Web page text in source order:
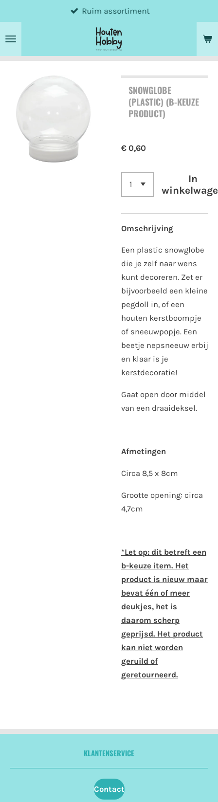
direct
naar
Ruim assortiment
SNOWGLOBE
(PLASTIC) (B-KEUZE
PRODUCT)
€ 0,60
In
Omschrijving
Een plastic snowglobe
die je zelf naar wens
kunt decoreren. Zet er
bijvoorbeeld een kleine
pegdoll in, of een
houten kerstboompje
of sneeuwpopje. Een
beetje nepsneeuw erbij
en klaar is je
kerstdecoratie!
Gaat open door middel
van een draaideksel.
Afmetingen
Circa 8,5 x 8cm
Grootte opening: circa
4,7cm
*Let op: dit betreft een
b-keuze item. Het
product is nieuw maar
bevat één of meer
deukjes, het is
daarom scherp
geprijsd. Het product
kan niet worden
geruild of
geretourneerd.
KLANTENSERVICE
Contact